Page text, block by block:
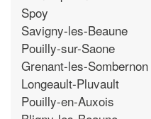
Spoy
Savigny-les-Beaune
Pouilly-sur-Saone
Grenant-les-Sombernon
Longeault-Pluvault
Pouilly-en-Auxois